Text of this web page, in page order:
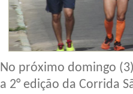
No próximo domingo
a 2° edição da Corrida